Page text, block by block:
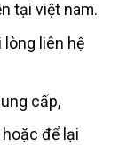
tại việt nam.
lòng liên hệ
cấp,
để lại